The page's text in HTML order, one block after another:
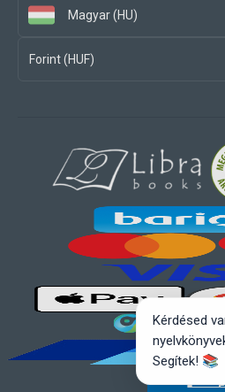
Magyar (HU)
Forint (HUF)
Kérdésed
Segítek! 📚